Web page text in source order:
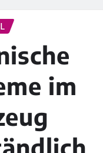
im